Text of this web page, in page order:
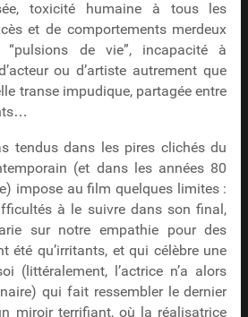
toxicité humaine à tous les
et de comportements merdeux
de vie”, incapacité à
ou d’artiste autrement que
transe impudique, partagée entre
tendus dans les pires clichés du
(et dans les années 80
impose au film quelques limites :
à le suivre dans son final,
sur notre empathie pour des
été qu’irritants, et qui célèbre une
(littéralement, l’actrice n’a alors
qui fait ressembler le dernier
miroir terrifiant, où la réalisatrice